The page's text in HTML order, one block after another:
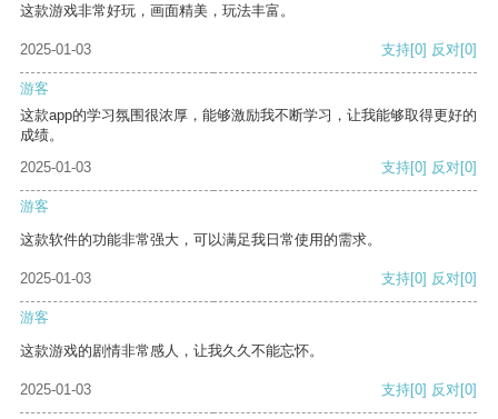
这款游戏非常好玩，画面精美，玩法丰富。
2025-01-03 支持[0] 反对[0]
游客
这款app的学习氛围很浓厚，能够激励我不断学习，让我能够取得更好的
成绩。
2025-01-03
支持[0] 反对[0]
游客
这款软件的功能非常强大，可以满足我日常使用的需求。
2025-01-03 支持[0] 反对[0]
游客
这款游戏的剧情非常感人，让我久久不能忘怀。
2025-01-03 支持[0] 反对[0]